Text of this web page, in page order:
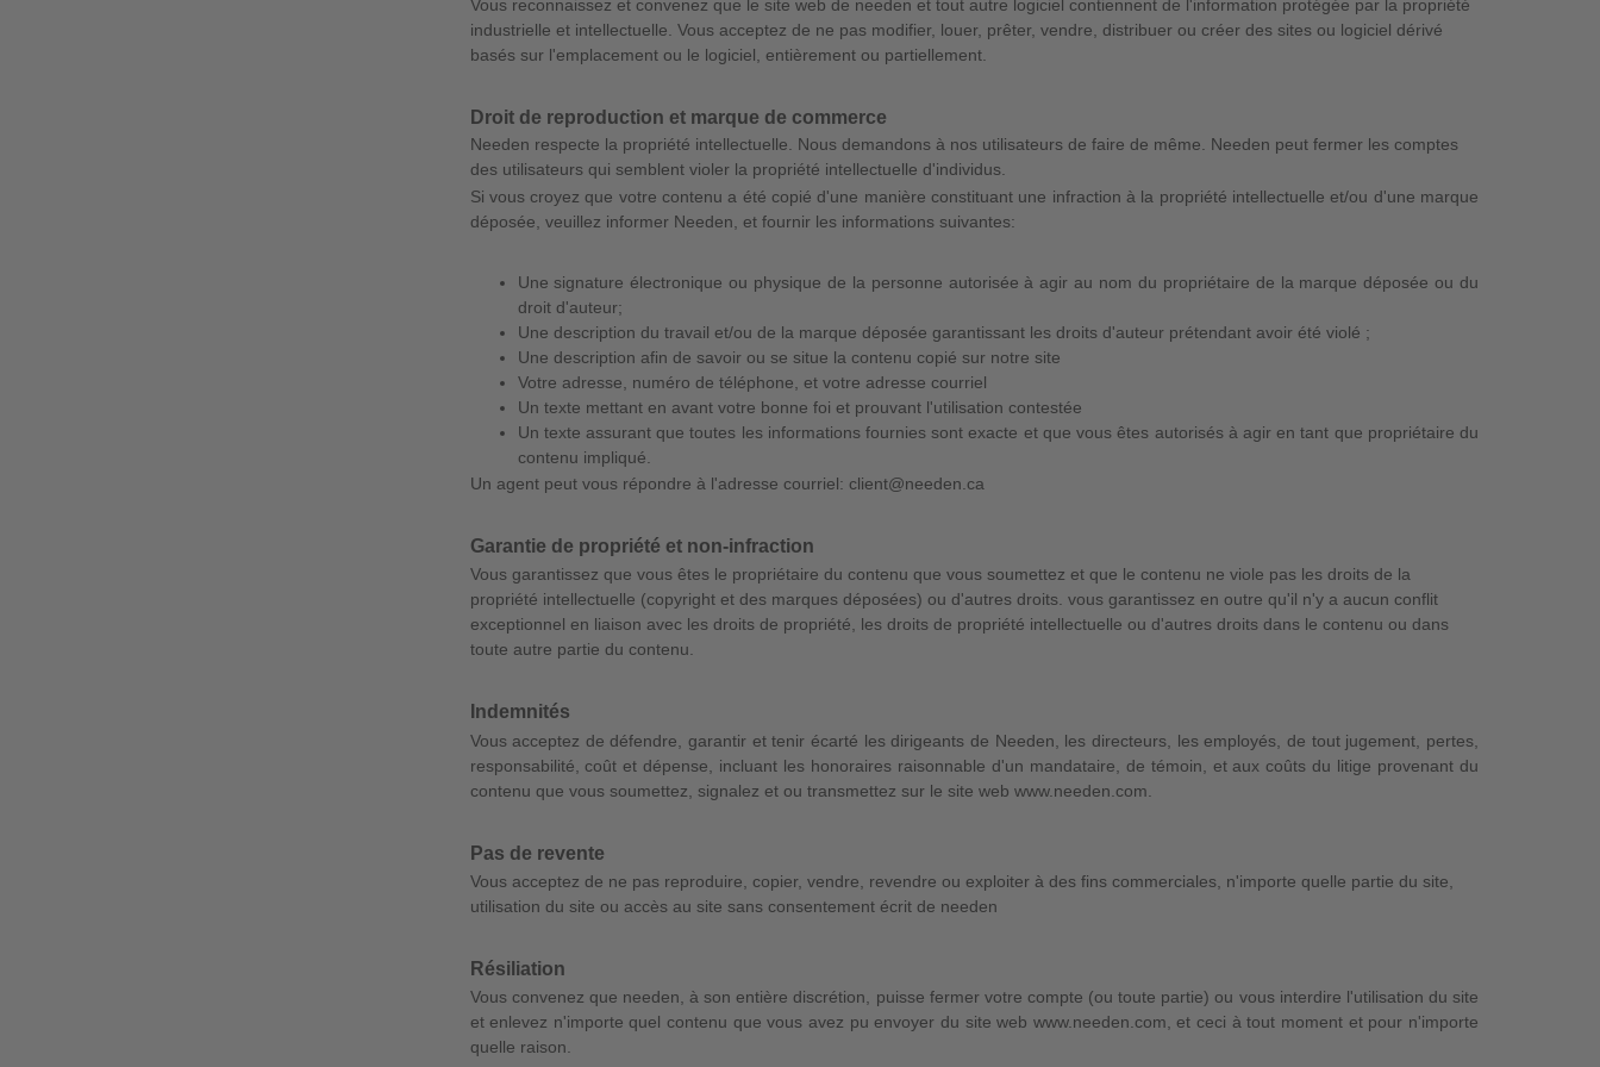
Vous reconnaissez et convenez que le site web de needen et tout autre logiciel contiennent de l'information protégée par la propriété
industrielle et intellectuelle. Vous acceptez de ne pas modifier, louer, prêter, vendre, distribuer ou créer des sites ou logiciel dérivé
basés sur l'emplacement ou le logiciel, entièrement ou partiellement.
Droit de reproduction et marque de commerce
Needen respecte la propriété intellectuelle. Nous demandons à nos utilisateurs de faire de même. Needen peut fermer les comptes
des utilisateurs qui semblent violer la propriété intellectuelle d'individus.
Si vous croyez que votre contenu a été copié d'une manière constituant une infraction à la propriété intellectuelle et/ou d'une marque
déposée, veuillez informer Needen, et fournir les informations suivantes:
Une signature électronique ou physique de la personne autorisée à agir au nom du propriétaire de la marque déposée ou du
droit d'auteur;
Une description du travail et/ou de la marque déposée garantissant les droits d'auteur prétendant avoir été violé ;
Une description afin de savoir ou se situe la contenu copié sur notre site
Votre adresse, numéro de téléphone, et votre adresse courriel
Un texte mettant en avant votre bonne foi et prouvant l'utilisation contestée
Un texte assurant que toutes les informations fournies sont exacte et que vous êtes autorisés à agir en tant que propriétaire du
contenu impliqué.
Un agent peut vous répondre à l'adresse courriel: client@needen.ca
Garantie de propriété et non-infraction
Vous garantissez que vous êtes le propriétaire du contenu que vous soumettez et que le contenu ne viole pas les droits de la
propriété intellectuelle (copyright et des marques déposées) ou d'autres droits. vous garantissez en outre qu'il n'y a aucun conflit
exceptionnel en liaison avec les droits de propriété, les droits de propriété intellectuelle ou d'autres droits dans le contenu ou dans
toute autre partie du contenu.
Indemnités
Vous acceptez de défendre, garantir et tenir écarté les dirigeants de Needen, les directeurs, les employés, de tout jugement, pertes,
responsabilité, coût et dépense, incluant les honoraires raisonnable d'un mandataire, de témoin, et aux coûts du litige provenant du
contenu que vous soumettez, signalez et ou transmettez sur le site web www.needen.com.
Pas de revente
Vous acceptez de ne pas reproduire, copier, vendre, revendre ou exploiter à des fins commerciales, n'importe quelle partie du site,
utilisation du site ou accès au site sans consentement écrit de needen
Résiliation
Vous convenez que needen, à son entière discrétion, puisse fermer votre compte (ou toute partie) ou vous interdire l'utilisation du site
et enlevez n'importe quel contenu que vous avez pu envoyer du site web www.needen.com, et ceci à tout moment et pour n'importe
quelle raison.